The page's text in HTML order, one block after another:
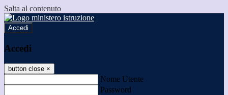
Salta al contenuto
Accedi
Accedi
button close ×
Nome Utente
Password